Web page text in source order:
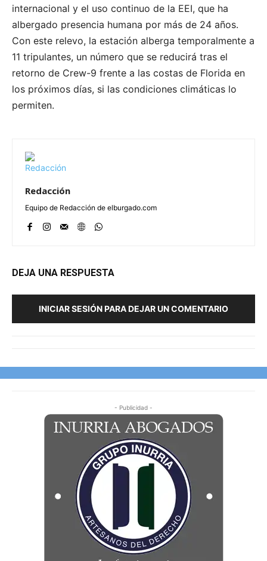
internacional y el uso continuo de la EEI, que ha
albergado presencia humana por más de 24 años.
Con este relevo, la estación alberga temporalmente a
11 tripulantes, un número que se reducirá tras el
retorno de Crew-9 frente a las costas de Florida en
los próximos días, si las condiciones climáticas lo
permiten.
Redacción
Equipo de Redacción de elburgado.com
DEJA UNA RESPUESTA
INICIAR SESIÓN PARA DEJAR UN COMENTARIO
- Publicidad -